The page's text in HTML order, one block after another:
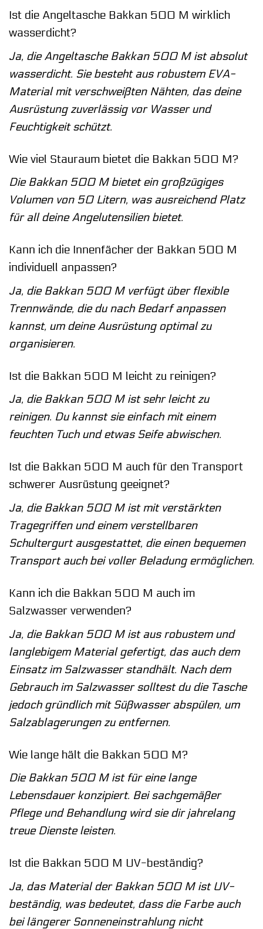
Ist die Angeltasche Bakkan 500 M wirklich
wasserdicht?
Ja, die Angeltasche Bakkan 500 M ist absolut
wasserdicht. Sie besteht aus robustem EVA-
Material mit verschweißten Nähten, das deine
Ausrüstung zuverlässig vor Wasser und
Feuchtigkeit schützt.
Wie viel Stauraum bietet die Bakkan 500 M?
Die Bakkan 500 M bietet ein großzügiges
Volumen von 50 Litern, was ausreichend Platz
für all deine Angelutensilien bietet.
Kann ich die Innenfächer der Bakkan 500 M
individuell anpassen?
Ja, die Bakkan 500 M verfügt über flexible
Trennwände, die du nach Bedarf anpassen
kannst, um deine Ausrüstung optimal zu
organisieren.
Ist die Bakkan 500 M leicht zu reinigen?
Ja, die Bakkan 500 M ist sehr leicht zu
reinigen. Du kannst sie einfach mit einem
feuchten Tuch und etwas Seife abwischen.
Ist die Bakkan 500 M auch für den Transport
schwerer Ausrüstung geeignet?
Ja, die Bakkan 500 M ist mit verstärkten
Tragegriffen und einem verstellbaren
Schultergurt ausgestattet, die einen bequemen
Transport auch bei voller Beladung ermöglichen.
Kann ich die Bakkan 500 M auch im
Salzwasser verwenden?
Ja, die Bakkan 500 M ist aus robustem und
langlebigem Material gefertigt, das auch dem
Einsatz im Salzwasser standhält. Nach dem
Gebrauch im Salzwasser solltest du die Tasche
jedoch gründlich mit Süßwasser abspülen, um
Salzablagerungen zu entfernen.
Wie lange hält die Bakkan 500 M?
Die Bakkan 500 M ist für eine lange
Lebensdauer konzipiert. Bei sachgemäßer
Pflege und Behandlung wird sie dir jahrelang
treue Dienste leisten.
Ist die Bakkan 500 M UV-beständig?
Ja, das Material der Bakkan 500 M ist UV-
beständig, was bedeutet, dass die Farbe auch
bei längerer Sonneneinstrahlung nicht